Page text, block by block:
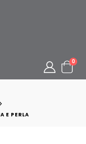
0
E PERLA